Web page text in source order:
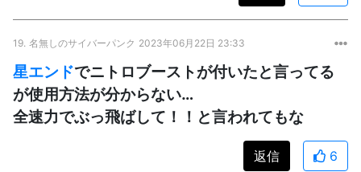
19. 名無しのサイバーパンク 2023年06月22日 23:33
星エンドでニトロブーストが付いたと言ってる
が使用方法が分からない…
全速力でぶっ飛ばして！！と言われてもな
返信 6